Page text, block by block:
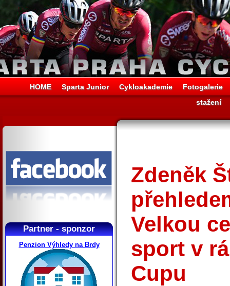
HOME Sparta Junior Cykloakademie
Fotogalerie
stažení
Partner - sponzor
Penzion Výhledy na Brdy
Zdeněk
Velkou
sport v
Cupu